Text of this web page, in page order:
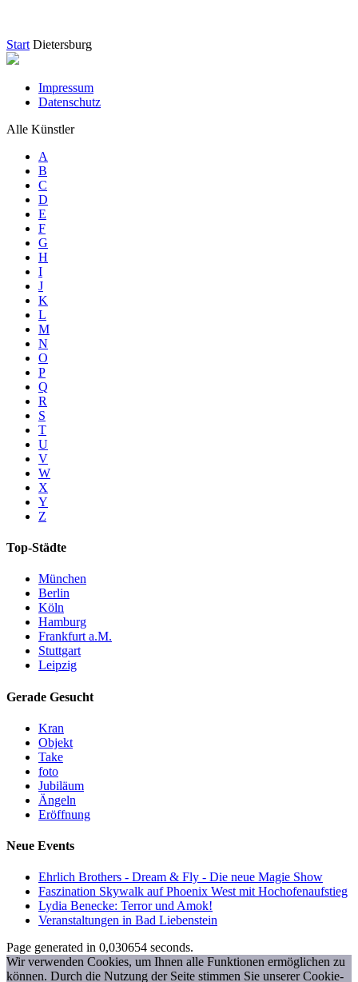
Start Dietersburg
Impressum
Datenschutz
Alle Künstler
A
B
C
D
E
F
G
H
I
J
K
L
M
N
O
P
Q
R
S
T
U
V
W
X
Y
Z
Top-Städte
München
Berlin
Köln
Hamburg
Frankfurt a.M.
Stuttgart
Leipzig
Gerade Gesucht
Kran
Objekt
Take
foto
Jubiläum
Ängeln
Eröffnung
Neue Events
Ehrlich Brothers - Dream & Fly - Die neue Magie Show
Faszination Skywalk auf Phoenix West mit Hochofenaufstieg
Lydia Benecke: Terror und Amok!
Veranstaltungen in Bad Liebenstein
Page generated in 0,030654 seconds.
Wir verwenden Cookies, um Ihnen alle Funktionen ermöglichen zu
können. Durch die Nutzung der Seite stimmen Sie unserer Cookie-